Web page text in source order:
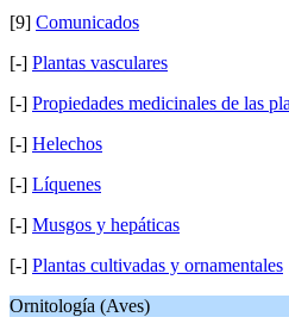
[9] Comunicados
[-] Plantas vasculares
[-] Propiedades medicinales de las
[-] Helechos
[-] Líquenes
[-] Musgos y hepáticas
[-] Plantas cultivadas y ornamentales
Ornitología (Aves)